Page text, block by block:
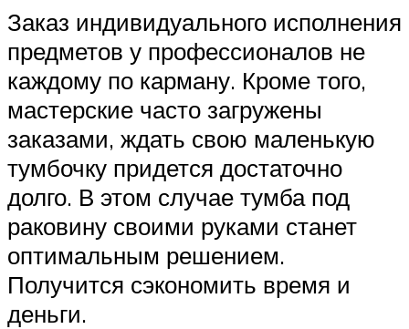
Заказ индивидуального исполнения
предметов у профессионалов не
каждому по карману. Кроме того,
мастерские часто загружены
заказами, ждать свою маленькую
тумбочку придется достаточно
долго. В этом случае тумба под
раковину своими руками станет
оптимальным решением.
Получится сэкономить время и
деньги.